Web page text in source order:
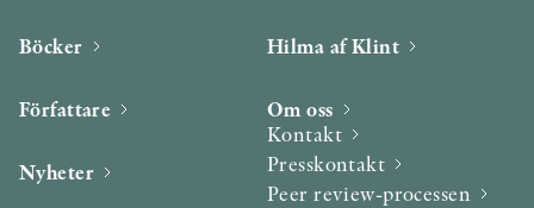
Böcker
Författare
Nyheter
Hilma af Klint
Om oss
Kontakt
Presskontakt
Peer review-processen